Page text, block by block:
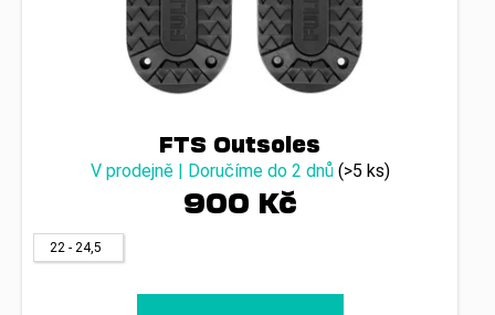
FTS Outsoles
V prodejně | Doručíme do 2 dnů (>5 ks)
900 Kč
22 - 24,5